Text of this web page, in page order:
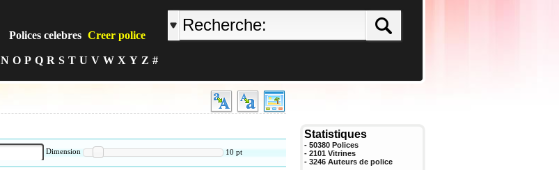
Polices celebres Creer police
N O P Q R S T U V W X Y Z #
Dimension 10 pt
Statistiques
- 50380 Polices
- 2101 Vitrines
- 3246 Auteurs de police